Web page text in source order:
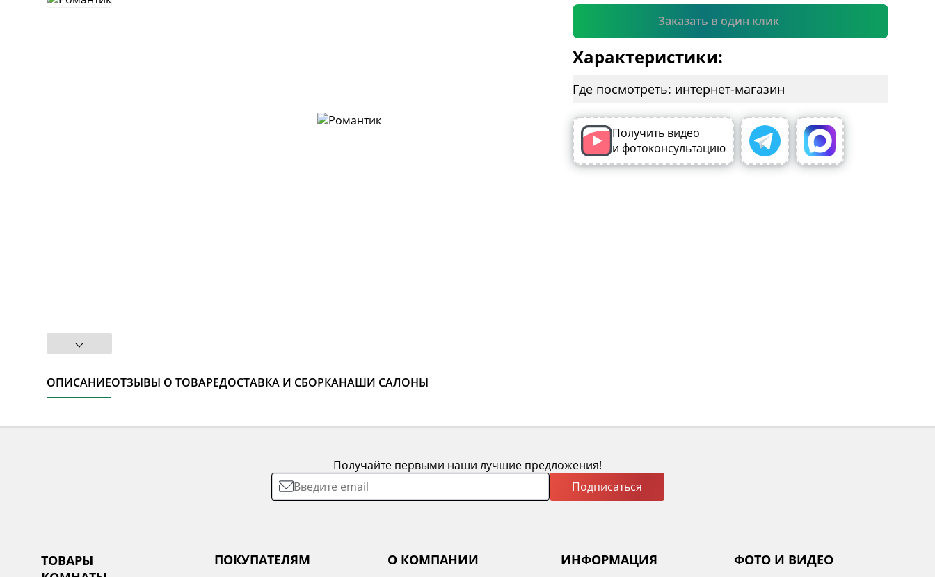
ОПИСАНИЕОТЗЫВЫ О ТОВАРЕДОСТАВКА И СБОРКАНАШИ САЛОНЫ
Заказать в один клик
Подтвердить
Характеристики:
Где посмотреть: интернет-магазин
Получить видео
и фотоконсультацию
Получайте первыми наши лучшие предложения!
Подписаться
ТОВАРЫ
ПОКУПАТЕЛЯМ О КОМПАНИИ ИНФОРМАЦИЯ ФОТО И ВИДЕО